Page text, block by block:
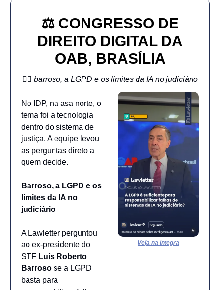
⚖️ CONGRESSO DE
DIREITO DIGITAL DA
OAB, BRASÍLIA
🧑‍⚖️ barroso, a LGPD e os limites da IA no judiciário
No IDP, na asa norte, o
tema foi a tecnologia
dentro do sistema de
justiça. A equipe levou
as perguntas direto a
quem decide.
Barroso, a LGPD e os
limites da IA no
judiciário
A Lawletter perguntou
ao ex-presidente do
STF Luís Roberto
Barroso se a LGPD
basta para
Veja na íntegra